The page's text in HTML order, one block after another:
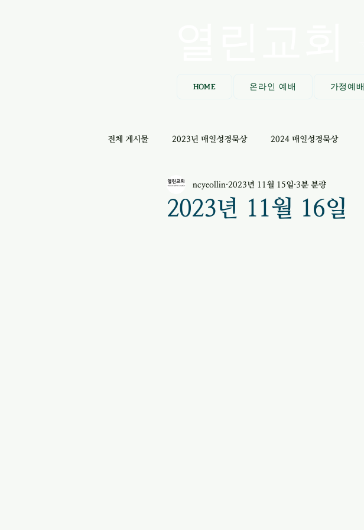
HOME 온라인 예배 가정예배
전체 게시물 2023년 매일성경묵상 2024 매일성경묵상
2023년 11월 16일
ncyeollin 2023년 11월 15일 3분 분량